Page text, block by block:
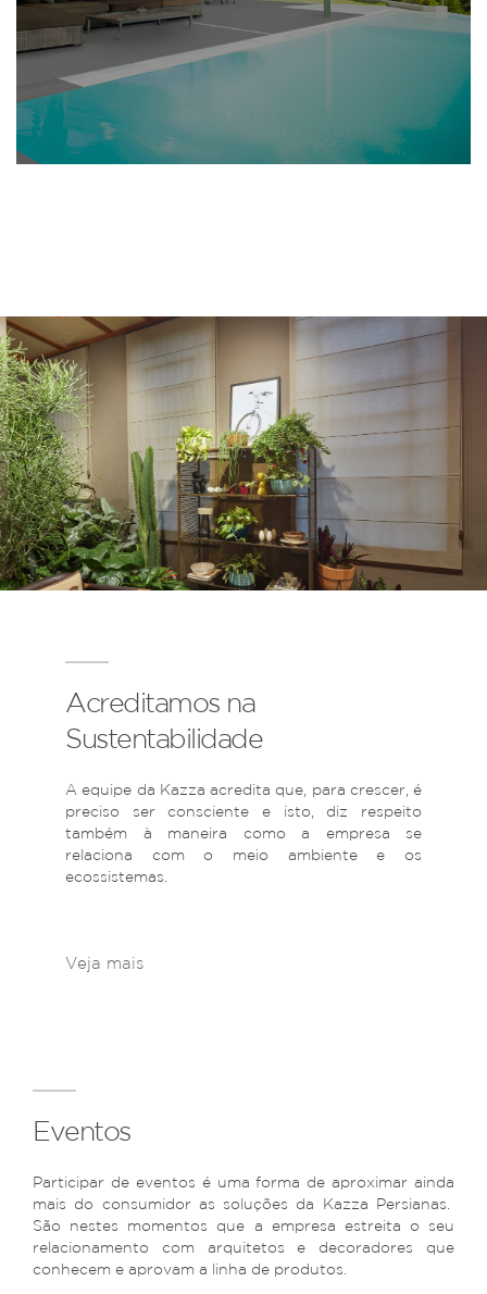
Acreditamos na
Sustentabilidade
A equipe da Kazza acredita que, para crescer, é
preciso ser consciente e isto, diz respeito
também à maneira como a empresa se
relaciona com o meio ambiente e os
ecossistemas.
Veja mais
Eventos
Participar de eventos é uma forma de aproximar ainda
mais do consumidor as soluções da Kazza Persianas.
São nestes momentos que a empresa estreita o seu
relacionamento com arquitetos e decoradores que
conhecem e aprovam a linha de produtos.